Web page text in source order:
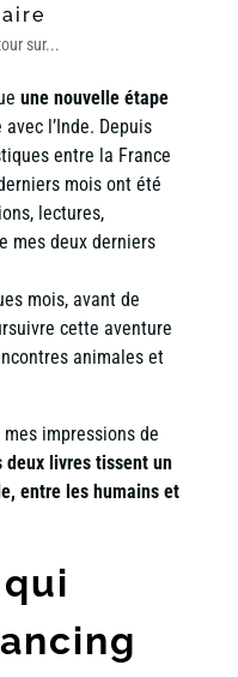
sur...
une nouvelle étape
l’Inde. Depuis
entre la France
mois ont été
lectures,
mes deux derniers
mois, avant de
cette aventure
animales et
impressions de
deux livres tissent un
entre les humains et